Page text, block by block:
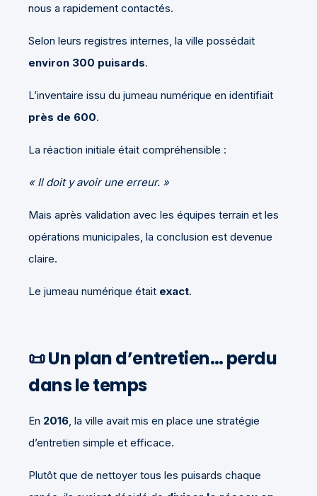
nous a rapidement contactés.
Selon leurs registres internes, la ville possédait
environ 300 puisards.
L’inventaire issu du jumeau numérique en identifiait
près de 600.
La réaction initiale était compréhensible :
« Il doit y avoir une erreur. »
Mais après validation avec les équipes terrain et les
opérations municipales, la conclusion est devenue
claire.
Le jumeau numérique était exact.
📜 Un plan d’entretien… perdu
dans le temps
En 2016 , la ville avait mis en place une stratégie
d’entretien simple et efficace.
Plutôt que de nettoyer tous les puisards chaque